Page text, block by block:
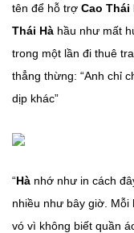
tên để hỗ trợ Cao Thái
Thái Hà hầu như mất
trong một lần đi thuê
thẳng thừng: “Anh chỉ
dịp khác”
“Hà nhớ như in cách
nhiều như bây giờ. Mỗi
vó vì không biết quần